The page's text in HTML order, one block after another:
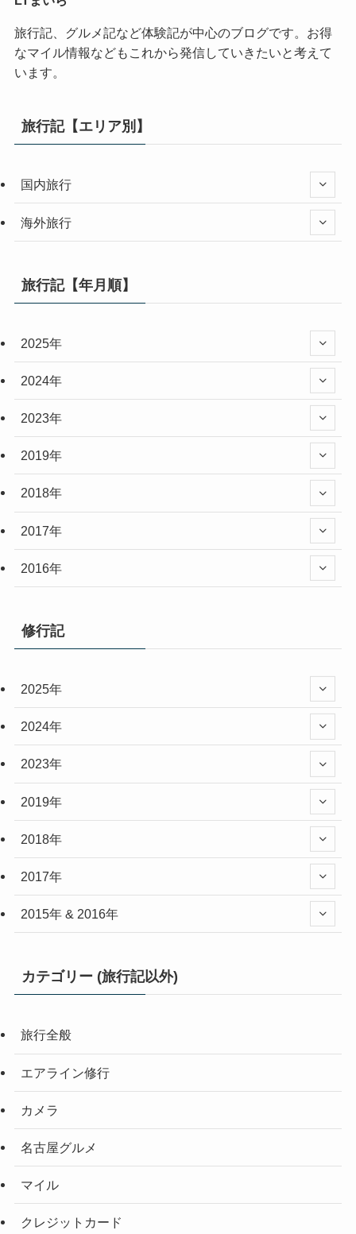
旅行記、グルメ記など体験記が中心のブログです。お得
なマイル情報などもこれから発信していきたいと考えて
います。
旅行記【エリア別】
国内旅行
海外旅行
旅行記【年月順】
2025年
2024年
2023年
2019年
2018年
2017年
2016年
修行記
2025年
2024年
2023年
2019年
2018年
2017年
2015年 & 2016年
カテゴリー (旅行記以外)
旅行全般
エアライン修行
カメラ
名古屋グルメ
マイル
クレジットカード